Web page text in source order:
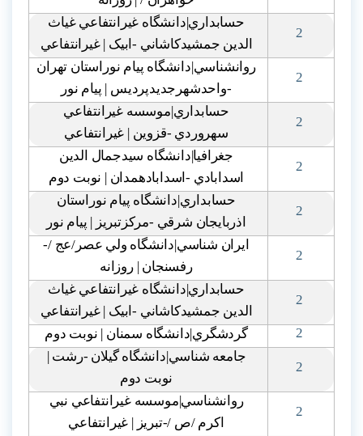
2
حسابداري|دانشگاه غيرانتفاعي غياث
الدين جمشيدکاشاني -ابيک | غيرانتفاعي
2
روانشناسي|دانشگاه پيام نوراستان تهران
-واحدشهرجديدپرديس | پيام نور
2
حسابداري|موسسه غيرانتفاعي
سهروردي -قزوين | غيرانتفاعي
2
جغرافيا|دانشگاه سيدجمال الدين
اسدابادي -اسدابادهمدان | نوبت دوم
2
حسابداري|دانشگاه پيام نوراستان
اذربايجان شرقي -مرکزتبريز | پيام نور
2
ايران شناسي|دانشگاه ولي عصر/عج /-
رفسنجان | روزانه
2
حسابداري|دانشگاه غيرانتفاعي غياث
الدين جمشيدکاشاني -ابيک | غيرانتفاعي
2
گردشگري|دانشگاه سمنان | نوبت دوم
2
جامعه شناسي|دانشگاه گيلان -رشت |
نوبت دوم
2
روانشناسي|موسسه غيرانتفاعي نبي
اکرم /ص /-تبريز | غيرانتفاعي